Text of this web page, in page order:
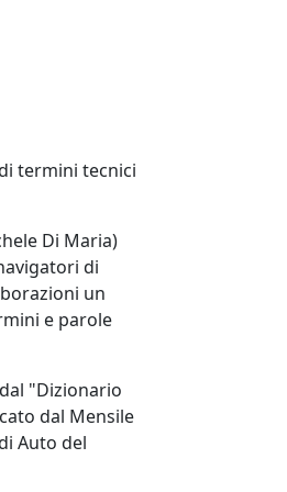
termini tecnici
Di Maria)
di
un
e parole
"Dizionario
dal Mensile
Auto del